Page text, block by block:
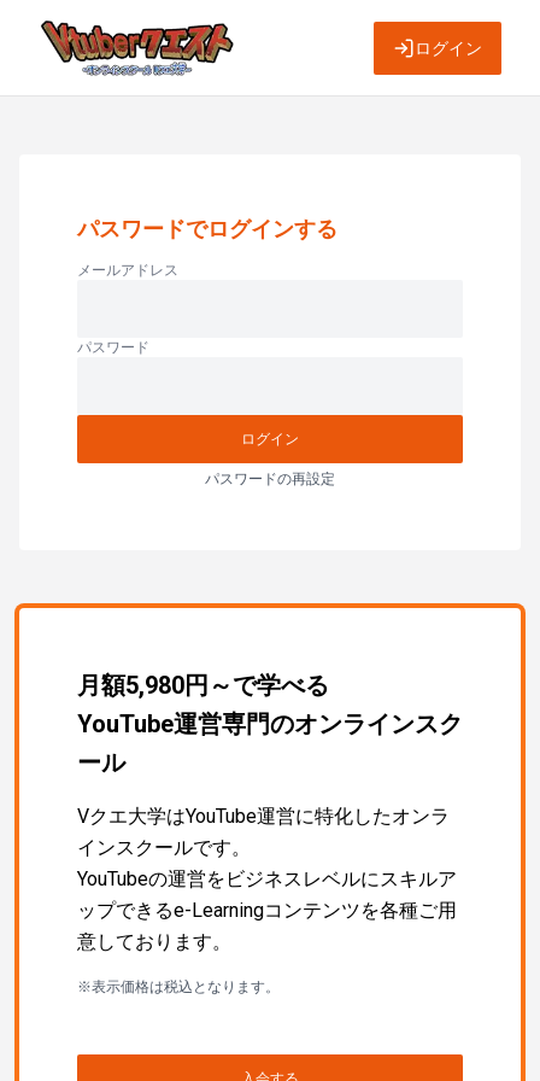
ログイン
パスワードでログインする
メールアドレス
パスワード
ログイン
パスワードの再設定
月額5,980円～で学べる
YouTube運営専門のオンラインスク
ール
Vクエ大学はYouTube運営に特化したオンラ
インスクールです。
YouTubeの運営をビジネスレベルにスキルア
ップできるe-Learningコンテンツを各種ご用
意しております。
※表示価格は税込となります。